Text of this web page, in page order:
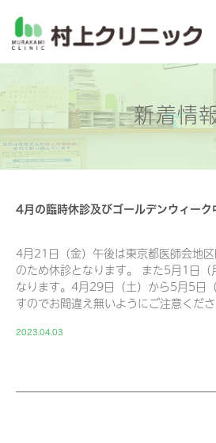
新着情
4月の臨時休診及びゴールデンウィーク
4月21日（金）午後は東京都医師会地
のため休診となります。 また5月1日（
なります。4月29日（土）から5月5日
すのでお間違え無いようにご注意くだ
2023.04.03